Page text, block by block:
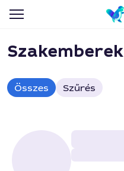
Szakemberek
Összes Szűrés